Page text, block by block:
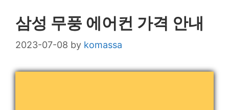
삼성 무풍 에어컨 가격 안내
2023-07-08 by komassa